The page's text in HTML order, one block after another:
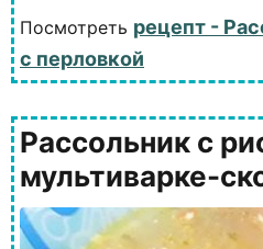
Посмотреть рецепт -
с перловкой
Рассольник с
мультиварке-